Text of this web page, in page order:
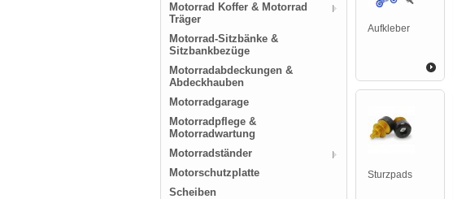
Motorrad Koffer & Motorrad
Träger
Motorrad-Sitzbänke &
Sitzbankbezüge
Motorradabdeckungen &
Abdeckhauben
Motorradgarage
Motorradpflege &
Motorradwartung
Motorradständer
Motorschutzplatte
Scheiben
Aufkleber
Sturzpads